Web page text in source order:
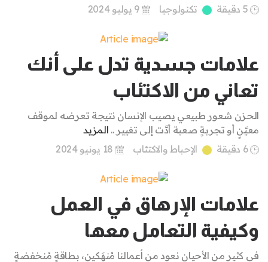
5 دقيقة
تكنولوجيا 9 يوليو 2024
علامات جسدية تدل على أنك
تعاني من الاكتئاب
الحزن شعور طبيعي يصيب الإنسان نتيجة تعرضه لموقف
معيَّنٍ أو تجربةٍ صعبة أدَّت إلى تغيير .. المزيد
6 دقيقة
الإحباط والاكتئاب
علامات الإرهاق في العمل
وكيفية التعامل معها
في كثيرٍ من الأحيان نعود من أعمالنا مُنهَكين، بطاقةٍ مُنخفضةٍ